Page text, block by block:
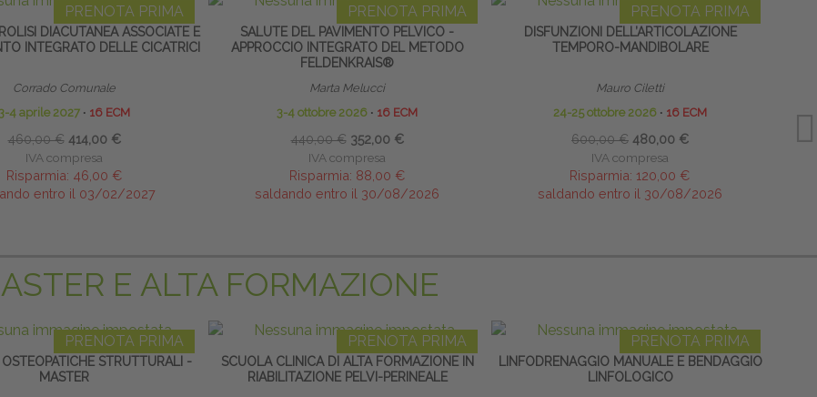
PRENOTA PRIMA
DIACUTANEA ASSOCIATE E
INTEGRATO DELLE CICATRICI
Corrado Comunale
4 aprile 2027 ∙ 16 ECM
460,00 € 414,00 €
IVA compresa
Risparmia: 46,00 €
entro il 03/02/2027
PRENOTA PRIMA
SALUTE DEL PAVIMENTO PELVICO -
APPROCCIO INTEGRATO DEL METODO
FELDENKRAIS®
Marta Melucci
3-4 ottobre 2026 ∙ 16 ECM
440,00 € 352,00 €
IVA compresa
Risparmia: 88,00 €
saldando entro il 30/08/2026
PRENOTA PRIMA
DISFUNZIONI DELL’ARTICOLAZIONE
TEMPORO-MANDIBOLARE
Mauro Ciletti
24-25 ottobre 2026 ∙ 16 ECM
600,00 € 480,00 €
IVA compresa
Risparmia: 120,00 €
saldando entro il 30/08/2026
E ALTA FORMAZIONE
PRENOTA PRIMA
STRUTTURALI -
MASTER
PRENOTA PRIMA
SCUOLA CLINICA DI ALTA FORMAZIONE IN
RIABILITAZIONE PELVI-PERINEALE
PRENOTA PRIMA
LINFODRENAGGIO MANUALE E BENDAGGIO
LINFOLOGICO